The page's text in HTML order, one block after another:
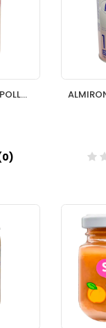
NUTRIBEN POTITO POLLO CON ARROZ 235GR